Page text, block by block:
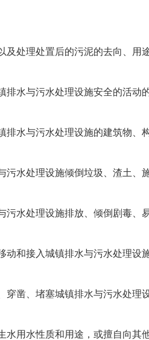
排水与污水处理设施安全的活动
动和接入城镇排水与污水处理设
穿凿、堵塞城镇排水与污水处理